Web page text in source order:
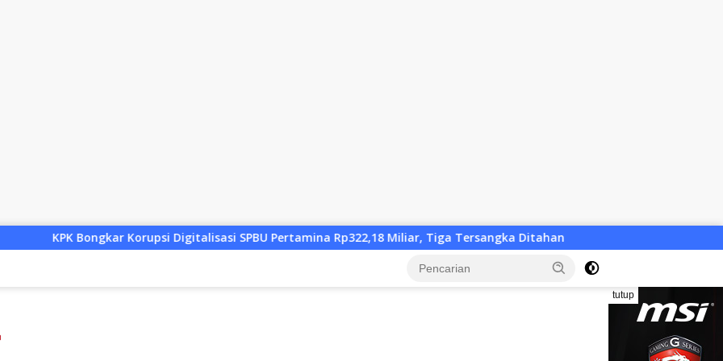
Korupsi Digitalisasi SPBU Pertamina Rp322,18 Miliar, Tiga Tersangka Ditahan Pemkab KLU Desak Solusi Cepat,
tutup